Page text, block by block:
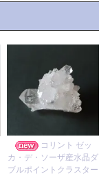
コリント ゼッ
カ・デ・ソーザ産水晶ダ
ブルポイントクラスター